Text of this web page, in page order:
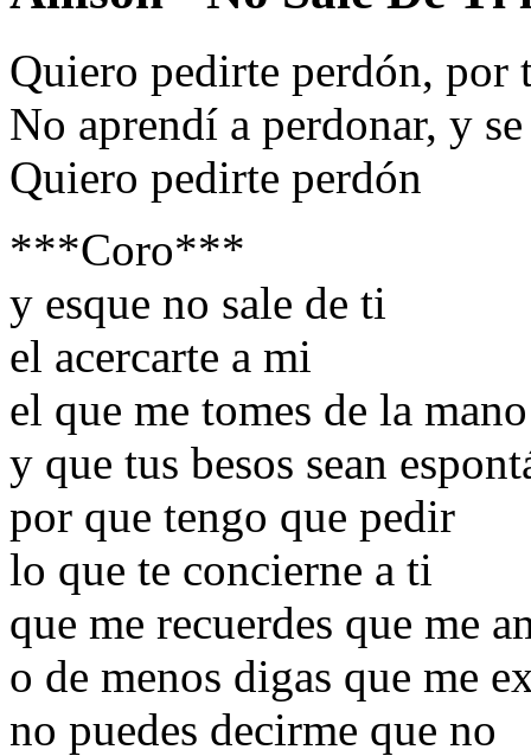
Quiero pedirte perdón, por
No aprendí a perdonar, y
Quiero pedirte perdón
***Coro***
y esque no sale de ti
el acercarte a mi
el que me tomes de la mano
y que tus besos sean
por que tengo que pedir
lo que te concierne a ti
que me recuerdes que me
o de menos digas que me
no puedes decirme que no